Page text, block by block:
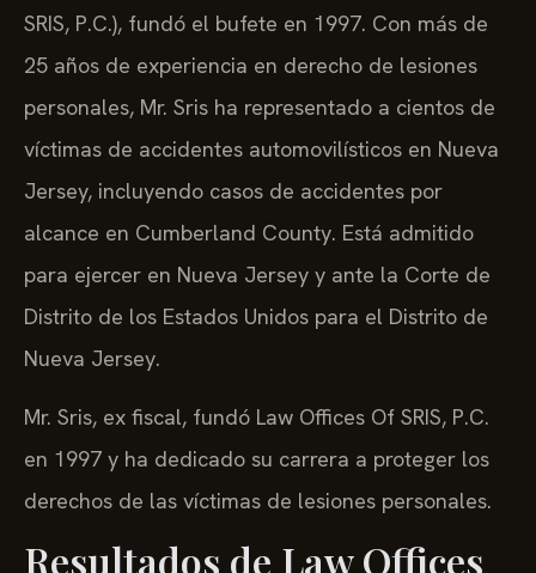
SRIS, P.C.), fundó el bufete en 1997. Con más de
25 años de experiencia en derecho de lesiones
personales, Mr. Sris ha representado a cientos de
víctimas de accidentes automovilísticos en Nueva
Jersey, incluyendo casos de accidentes por
alcance en Cumberland County. Está admitido
para ejercer en Nueva Jersey y ante la Corte de
Distrito de los Estados Unidos para el Distrito de
Nueva Jersey.
Mr. Sris, ex fiscal, fundó Law Offices Of SRIS, P.C.
en 1997 y ha dedicado su carrera a proteger los
derechos de las víctimas de lesiones personales.
Resultados de Law Offices